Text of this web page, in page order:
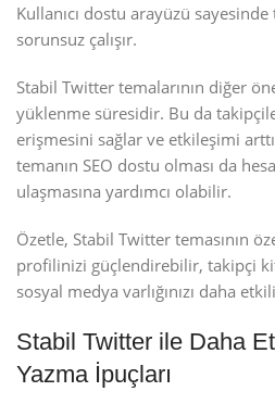
Kullanıcı dostu arayüzü
sorunsuz çalışır.
Stabil Twitter temalarının diğer
yüklenme süresidir. Bu da
erişmesini sağlar ve etkileşimi
temanın SEO dostu olması da
ulaşmasına yardımcı olabilir.
Özetle, Stabil Twitter temasının
profilinizi güçlendirebilir, takipçi
sosyal medya varlığınızı daha
Stabil Twitter ile Daha
Yazma İpuçları